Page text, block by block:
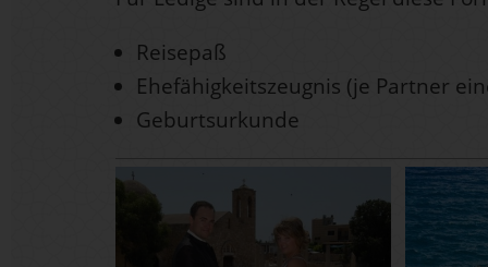
Reisepaß
Ehefähigkeitszeugnis (je Partner
Geburtsurkunde